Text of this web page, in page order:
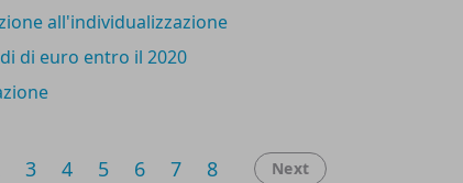
all'individualizzazione
di euro entro il 2020
3 4 5 6 7 8 Next